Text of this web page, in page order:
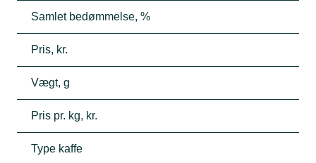
Samlet bedømmelse, %
Pris, kr.
Vægt, g
Pris pr. kg, kr.
Type kaffe